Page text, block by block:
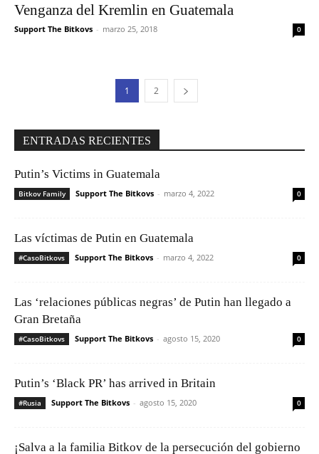
Venganza del Kremlin en Guatemala
Support The Bitkovs - marzo 25, 2018 0
1 2
ENTRADAS RECIENTES
Putin’s Victims in Guatemala
Bitkov Family Support The Bitkovs - marzo 4, 2022 0
Las víctimas de Putin en Guatemala
#CasoBitkovs Support The Bitkovs - marzo 4, 2022 0
Las ‘relaciones públicas negras’ de Putin han llegado a
Gran Bretaña
#CasoBitkovs Support The Bitkovs - agosto 15, 2020 0
Putin’s ‘Black PR’ has arrived in Britain
#Rusia Support The Bitkovs - agosto 15, 2020 0
¡Salva a la familia Bitkov de la persecución del gobierno